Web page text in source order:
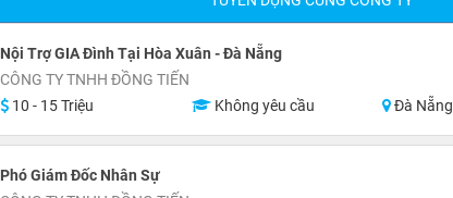
Nội Trợ GIA Đình Tại Hòa Xuân - Đà Nẵng
CÔNG TY TNHH ĐỒNG TIẾN
10 - 15 Triệu
Không yêu cầu Đà Nẵng
Phó Giám Đốc Nhân Sự